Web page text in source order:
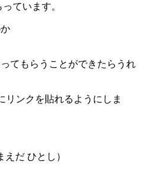
ています。
てもらうことができたらうれ
リンクを貼れるようにしま
えだ ひとし）